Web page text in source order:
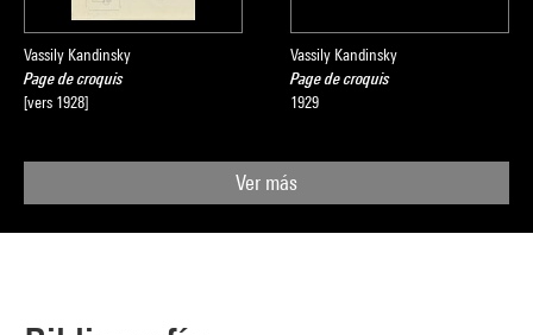
Vassily Kandinsky
Page de croquis
[vers 1928]
Vassily Kandinsky
Page de croquis
1929
Ver más